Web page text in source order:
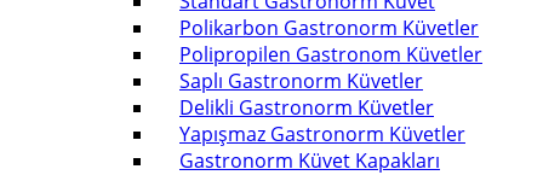
Polikarbon Gastronorm Küvetler
Polipropilen Gastronom Küvetler
Saplı Gastronorm Küvetler
Delikli Gastronorm Küvetler
Yapışmaz Gastronorm Küvetler
Gastronorm Küvet Kapakları